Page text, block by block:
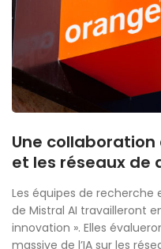
Une collaboration
et les réseaux de
Les équipes de recherche
de Mistral AI travailleront
innovation ». Elles
massive de l’IA sur les